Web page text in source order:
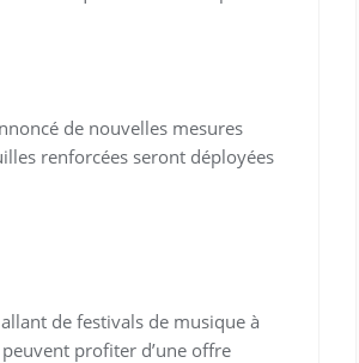
de nouvelles mesures
renforcées seront déployées
de festivals de musique à
profiter d’une offre